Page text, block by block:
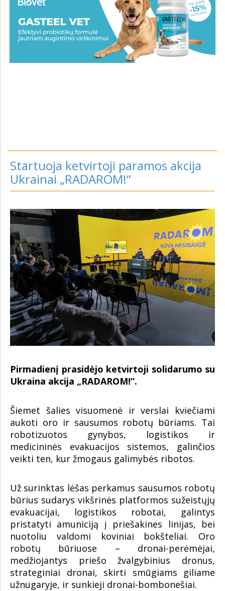
Startuoja ketvirtoji paramos akcija
Ukrainai „RADAROM!“
Pirmadienį prasidėjo ketvirtoji solidarumo su
Ukraina akcija „RADAROM!“.
Šiemet šalies visuomenė ir verslai kviečiami
aukoti oro ir sausumos robotų būriams. Tai
robotizuotos gynybos, logistikos ir
medicininės evakuacijos sistemos, galinčios
veikti ten, kur žmogaus galimybės ribotos.
Už surinktas lėšas perkamus sausumos robotų
būrius sudarys vikšrinės platformos sužeistųjų
evakuacijai, logistikos robotai, galintys
pristatyti amuniciją į priešakines linijas, bei
nuotoliu valdomi koviniai bokšteliai. Oro
robotų būriuose – dronai-perėmėjai,
medžiojantys priešo žvalgybinius dronus,
strateginiai dronai, skirti smūgiams giliame
užnugaryje, ir sunkieji dronai-bombonešiai.